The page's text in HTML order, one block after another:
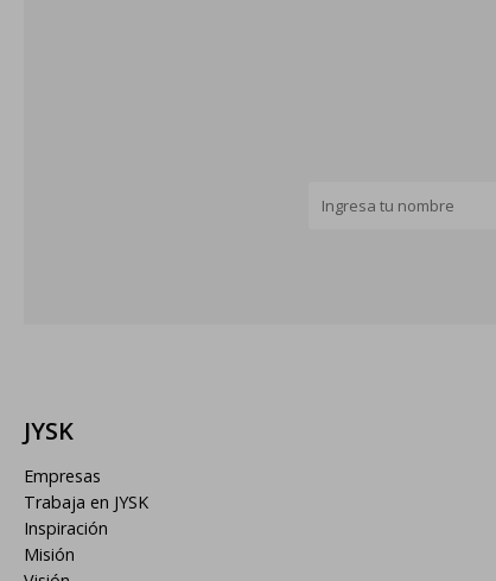
JYSK
Empresas
Trabaja en JYSK
Inspiración
Misión